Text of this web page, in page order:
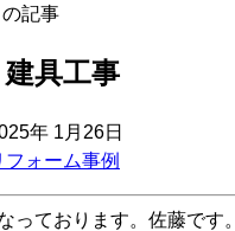
記事
具工事
年 1月26日
フォーム事例
っております。佐藤です。